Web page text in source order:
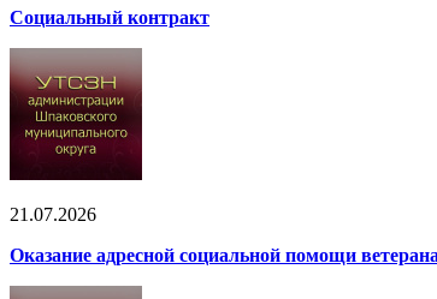
Социальный контракт
21.07.2026
Оказание адресной социальной помощи